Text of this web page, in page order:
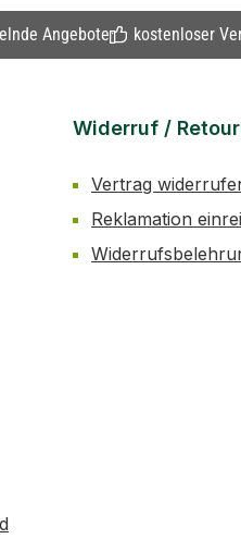
Angebote kostenloser
Widerruf /
Vertrag
Reklamation